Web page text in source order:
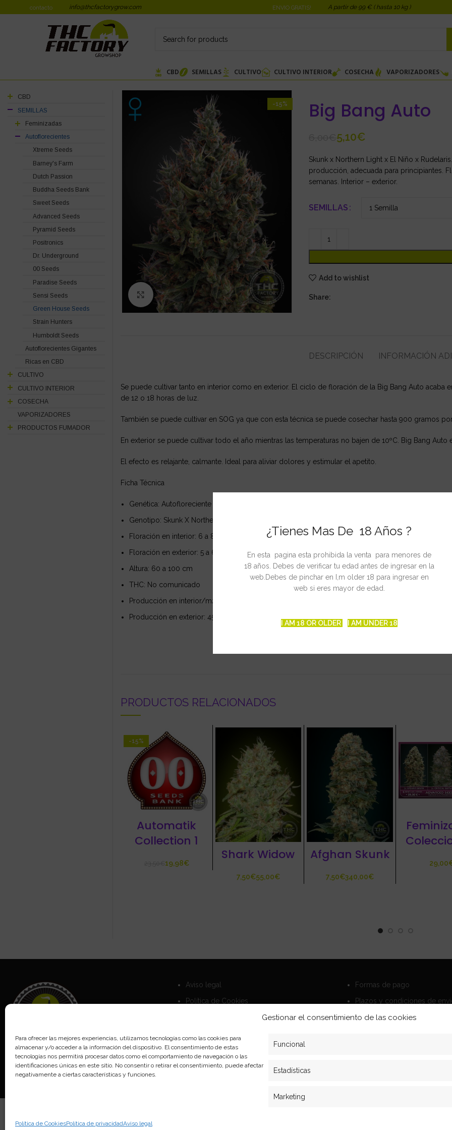
¿Tienes Mas De 18 Años ?
En esta pagina esta prohibida la venta para menores de
18 años. Debes de verificar tu edad antes de ingresar en la
web.Debes de pinchar en I,m older 18 para ingresar en
web si eres mayor de edad.
I AM 18 OR OLDER I AM UNDER 18
Gestionar el consentimiento de las cookies
Para ofrecer las mejores experiencias, utilizamos tecnologías como las cookies para
almacenar y/o acceder a la información del dispositivo. El consentimiento de estas
tecnologías nos permitirá procesar datos como el comportamiento de navegación o las
identificaciones únicas en este sitio. No consentir o retirar el consentimiento, puede afectar
negativamente a ciertas características y funciones.
Funcional
Estadísticas
Marketing
Política de CookiesPolítica de privacidadAviso legal
contacto info@thcfactorygrow.com ENVIO GRATIS! A partir de 99 € ( hasta 10 kg )
CBD SEMILLAS CULTIVO CULTIVO INTERIOR COSECHA VAPORIZADORES
-15%
Click to enlarge
Big Bang Auto
5,10€
Skunk x Northern Light x El Niño x
producción, adecuada para principiantes.
semanas. Interior – exterior.
SEMILLAS
Add to wishlist
Share:
DESCRIPCIÓN INFORMACIÓN
Se puede cultivar tanto en interior como en exterior. El ciclo de floración de la Big Bang Auto
de 12 o 18 horas de luz.
También se puede cultivar en SOG ya que con esta técnica se puede cosechar hasta 900 gramos
En exterior se puede cultivar todo el año mientras las temperaturas no bajen de 10ºC. Big Bang
El efecto es relajante, calmante. Ideal para aliviar dolores y estimular el apetito.
Ficha Técnica
Genética: Autofloreciente feminizada
Genotipo: Skunk X Northern Light X El Niño X Ruderalis
Floración en interior: 6 a 8 semanas
Floración en exterior: 5 a 6 semanas
Altura: 60 a 100 cm
THC: No comunicado
Producción en interior/m2: 900 gr
Producción en exterior: 45 gr por planta
PRODUCTOS RELACIONADOS
-15%
Automatik
Collection 1
19,98€
Shark Widow
€ €
Afghan Skunk
€ €
CBD
SEMILLAS
Feminizadas
Autoflorecientes
Xtreme Seeds
Barney's Farm
Dutch Passion
Buddha Seeds Bank
Sweet Seeds
Advanced Seeds
Pyramid Seeds
Positronics
Dr. Underground
00 Seeds
Paradise Seeds
Sensi Seeds
Green House Seeds
Strain Hunters
Humboldt Seeds
Autoflorecientes Gigantes
Ricas en CBD
CULTIVO
CULTIVO INTERIOR
COSECHA
VAPORIZADORES
PRODUCTOS FUMADOR
Aviso legal
Política de Cookies
Formas de pago
Plazos y condiciones de
Politica de devoluciones